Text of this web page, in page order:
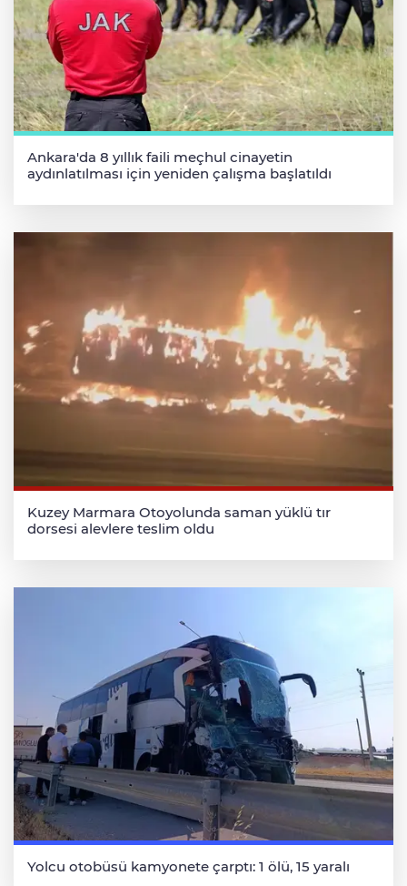
Ankara'da 8 yıllık faili meçhul cinayetin
aydınlatılması için yeniden çalışma başlatıldı
Kuzey Marmara Otoyolunda saman yüklü tır
dorsesi alevlere teslim oldu
Yolcu otobüsü kamyonete çarptı: 1 ölü, 15 yaralı